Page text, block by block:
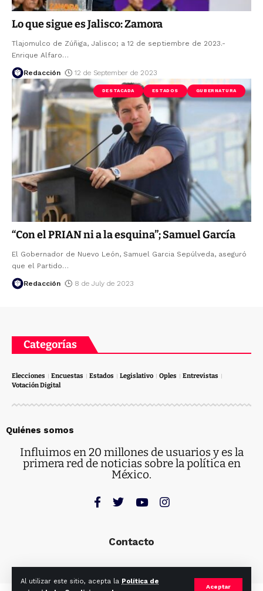
Al utilizar este sitio, acepta la Política de
Aceptar
Lo que sigue es Jalisco: Zamora
Tlajomulco de Zúñiga, Jalisco; a 12 de septiembre de 2023.-
Enrique Alfaro…
Redacción 12 de September de 2023
DESTACADA ESTADOS GUBERNATURA
“Con el PRIAN ni a la esquina”; Samuel García
El Gobernador de Nuevo León, Samuel Garcia Sepúlveda, aseguró
que el Partido…
Redacción 8 de July de 2023
Categorías
Elecciones Encuestas Estados Legislativo Oples
Entrevistas
Votación Digital
Quiénes somos
Influimos en 20 millones de usuarios y es la
primera red de noticias sobre la política en
México.
Contacto